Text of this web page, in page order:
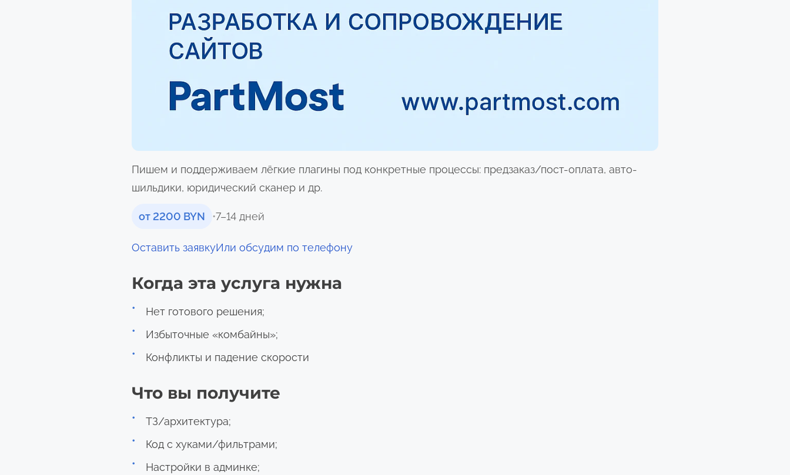
Пишем и поддерживаем лёгкие плагины под конкретные процессы: предзаказ/пост-оплата, авто-
шильдики, юридический сканер и др.
от 2200 BYN •7–14 дней
Оставить заявкуИли обсудим по телефону
Когда эта услуга нужна
Нет готового решения;
Избыточные «комбайны»;
Конфликты и падение скорости
Что вы получите
ТЗ/архитектура;
Код с хуками/фильтрами;
Настройки в админке;